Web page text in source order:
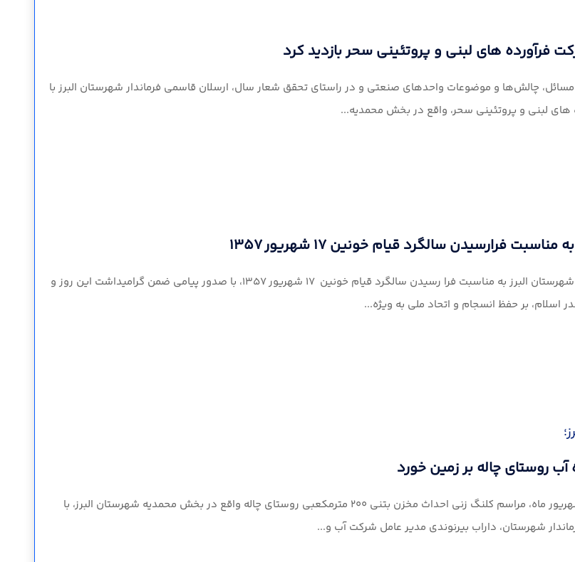
فرآورده های لبنی و پروتئینی سحر بازدید کرد
مسائل، چالش‌ها و موضوعات واحدهای صنعتی و در راستای تحقق شعار سال، ارسلان قاسمی فرماندار شهرستان البرز با
لبنی و پروتئینی سحر، واقع در بخش محمدیه...
مناسبت فرارسیدن سالگرد قیام خونین ۱۷ شهریور ۱۳۵۷
ارسلان قاسمی فرماندار شهرستان البرز به مناسبت فرا رسیدن سالگرد قیام خونین ۱۷ شهریور ۱۳۵۷، با صدور پیامی ضمن گرامیداشت این روز و
اسلام، بر حفظ انسجام و اتحاد ملی به ویژه...
روستای چاله بر زمین خورد
صبح روز چهارشنبه ۱۲ شهریور ماه، مراسم کلنگ زنی احداث مخزن بتنی ۲۰۰ مترمکعبی روستای چاله واقع در بخش محمدیه شهرستان البرز، با
شهرستان، داراب بیرنوندی مدیر عامل شرکت آب و...